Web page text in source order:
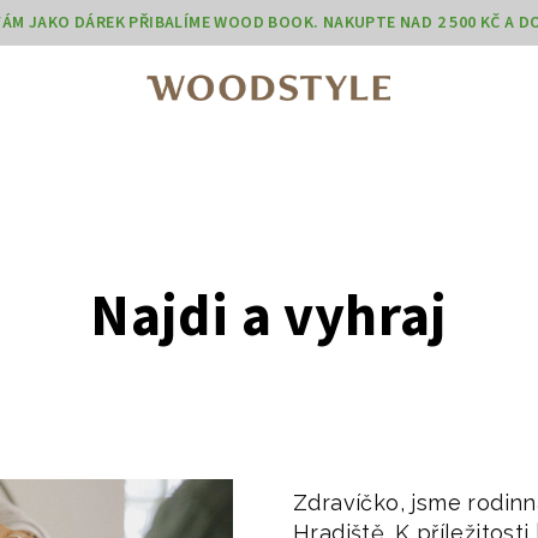
JAKO DÁREK PŘIBALÍME WOOD BOOK. NAKUPTE NAD 2 500 KČ A
Najdi a vyhraj
Zdravíčko, jsme